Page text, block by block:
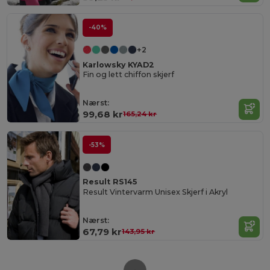
-40%
+2
Karlowsky KYAD2
Fin og lett chiffon skjerf
Nærst:
99,68 kr165,24 kr
-53%
Result RS145
Result Vintervarm Unisex Skjerf i Akryl
Nærst:
67,79 kr143,95 kr